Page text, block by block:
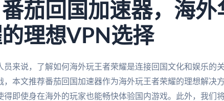
茄回国加速器，海外
理想VPN选择
来说，了解如何海外玩王者荣耀是连接回国文化和娱乐的
本文推荐番茄回国加速器作为海外玩王者荣耀的理想解决
即使身在海外的玩家也能畅快体验国内游戏。此外，我们